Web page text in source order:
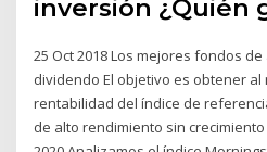
inversión ¿Quién
25 Oct 2018 Los mejores fondos
dividendo El objetivo es obtener al
rentabilidad del índice de
de alto rendimiento sin